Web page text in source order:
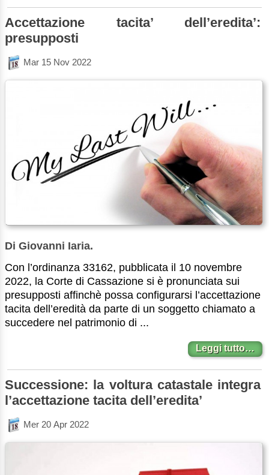
Accettazione tacita’ dell’eredita’:
presupposti
Mar 15 Nov 2022
Di Giovanni Iaria.
Con l’ordinanza 33162, pubblicata il 10 novembre
2022, la Corte di Cassazione si è pronunciata sui
presupposti affinchè possa configurarsi l’accettazione
tacita dell’eredità da parte di un soggetto chiamato a
succedere nel patrimonio di ...
Leggi tutto…
Successione: la voltura catastale integra
l’accettazione tacita dell’eredita’
Mer 20 Apr 2022